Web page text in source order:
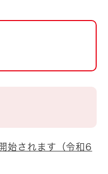
福祉・介護
職員採用情報
始されます（令和6